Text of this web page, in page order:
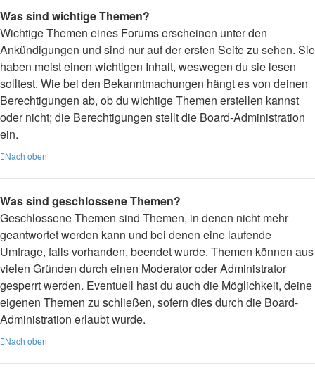
Was sind wichtige Themen?
Wichtige Themen eines Forums erscheinen unter den
Ankündigungen und sind nur auf der ersten Seite zu sehen. Sie
haben meist einen wichtigen Inhalt, weswegen du sie lesen
solltest. Wie bei den Bekanntmachungen hängt es von deinen
Berechtigungen ab, ob du wichtige Themen erstellen kannst
oder nicht; die Berechtigungen stellt die Board-Administration
ein.
Nach oben
Was sind geschlossene Themen?
Geschlossene Themen sind Themen, in denen nicht mehr
geantwortet werden kann und bei denen eine laufende
Umfrage, falls vorhanden, beendet wurde. Themen können aus
vielen Gründen durch einen Moderator oder Administrator
gesperrt werden. Eventuell hast du auch die Möglichkeit, deine
eigenen Themen zu schließen, sofern dies durch die Board-
Administration erlaubt wurde.
Nach oben